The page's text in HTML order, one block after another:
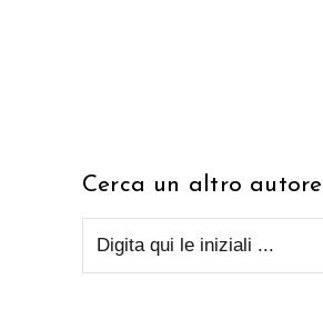
Cerca un altro autore